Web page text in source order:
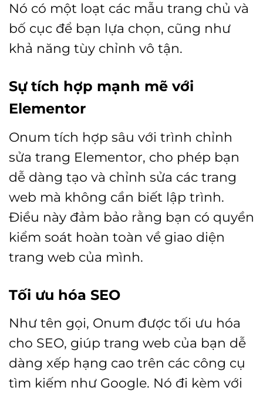
Nó có một loạt các mẫu trang chủ và
bố cục để bạn lựa chọn, cũng như
khả năng tùy chỉnh vô tận.
Sự tích hợp mạnh mẽ với
Elementor
Onum tích hợp sâu với trình chỉnh
sửa trang Elementor, cho phép bạn
dễ dàng tạo và chỉnh sửa các trang
web mà không cần biết lập trình.
Điều này đảm bảo rằng bạn có quyền
kiểm soát hoàn toàn về giao diện
trang web của mình.
Tối ưu hóa SEO
Như tên gọi, Onum được tối ưu hóa
cho SEO, giúp trang web của bạn dễ
dàng xếp hạng cao trên các công cụ
tìm kiếm như Google. Nó đi kèm với